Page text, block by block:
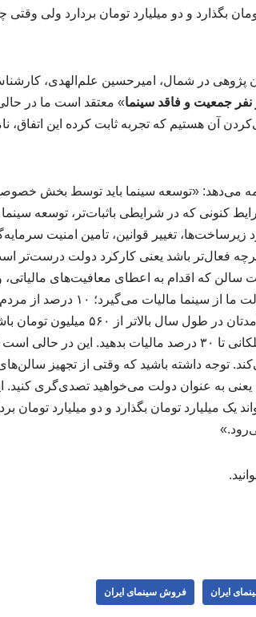
بگذارد و دو میلیارد تومان بردارد ولی
در شمال، امیرحسین علم‌الهدی،
» معتقد است ما در
آن هستیم که تجربه ثابت کرده این اتفاق،
می‌دهد: «توسعه سینما باید توسط بخش
کنونی که در شرایطی باثبات‌تر، توسعه
زیرساخت‌ها، تغییر قوانین، تامین امنیت
باشد یعنی کارکرد دولت درست‌تر است.
سالن که اقدام به اعطای معافیت‌های مالیاتی،
این دست می‌کنند. در حالی که
کرده است باز هم باید به صورت پلکانی تا ۳۰ درصد
داشته باشید که وقتی از تجهیز سالن‌های
یعنی به عنوان دولت می‌خواهید تصدی‌گری
میلیارد تومان بگذارد و دو میلیارد تومان
ایران فروش سینمای ایران